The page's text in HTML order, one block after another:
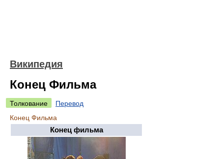
Википедия
Конец Фильма
Толкование
Перевод
Конец Фильма
Конец фильма